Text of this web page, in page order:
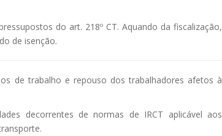
do art. 218º CT. Aquando da fiscalização,
de isenção.
de trabalho e repouso dos trabalhadores afetos à
decorrentes de normas de IRCT aplicável aos